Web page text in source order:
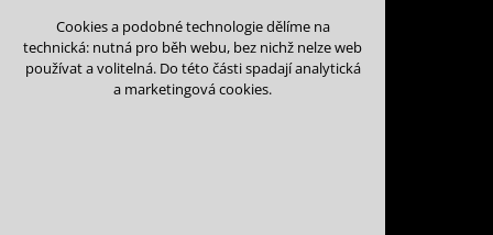
Odmítnout vše
Cookies a podobné technologie dělíme na
technická: nutná pro běh webu, bez nichž nelze web
používat a volitelná. Do této části spadají analytická
a marketingová cookies.